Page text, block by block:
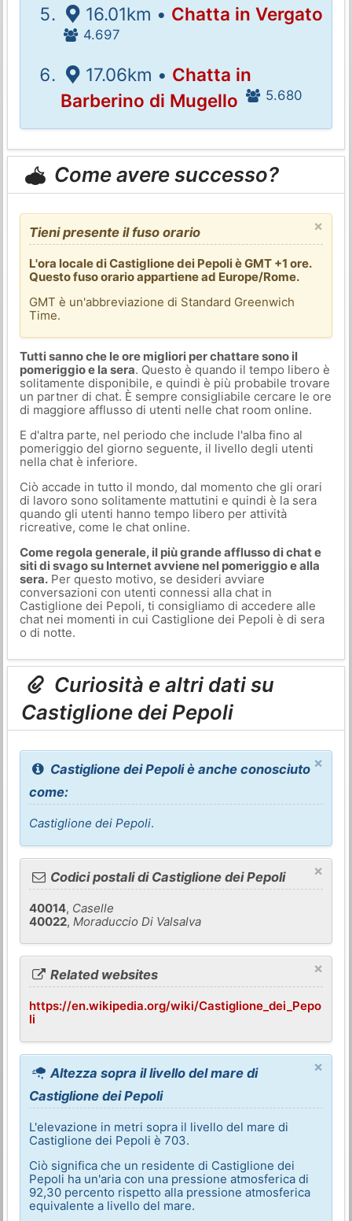
16.01km • Chatta in Vergato
4.697
17.06km • Chatta in
Barberino di Mugello
5.680
Come avere successo?
×
Tieni presente il fuso orario
L'ora locale di Castiglione dei Pepoli è GMT +1 ore.
Questo fuso orario appartiene ad Europe/Rome.
GMT è un'abbreviazione di Standard Greenwich
Time.
Tutti sanno che le ore migliori per chattare sono il
pomeriggio e la sera. Questo è quando il tempo libero è
solitamente disponibile, e quindi è più probabile trovare
un partner di chat. È sempre consigliabile cercare le ore
di maggiore afflusso di utenti nelle chat room online.
E d'altra parte, nel periodo che include l'alba fino al
pomeriggio del giorno seguente, il livello degli utenti
nella chat è inferiore.
Ciò accade in tutto il mondo, dal momento che gli orari
di lavoro sono solitamente mattutini e quindi è la sera
quando gli utenti hanno tempo libero per attività
ricreative, come le chat online.
Come regola generale, il più grande afflusso di chat e
siti di svago su Internet avviene nel pomeriggio e alla
sera.Per questo motivo, se desideri avviare
conversazioni con utenti connessi alla chat in
Castiglione dei Pepoli, ti consigliamo di accedere alle
chat nei momenti in cui Castiglione dei Pepoli è di sera
o di notte.
Curiosità e altri dati su
Castiglione dei Pepoli
×
Castiglione dei Pepoli è anche conosciuto
come:
Castiglione dei Pepoli.
×
Codici postali di Castiglione dei Pepoli
40014, Caselle
40022, Moraduccio Di Valsalva
×
Related websites
https://en.wikipedia.org/wiki/Castiglione_dei_Pepo
li
×
Altezza sopra il livello del mare di
Castiglione dei Pepoli
L'elevazione in metri sopra il livello del mare di
Castiglione dei Pepoli è 703.
Ciò significa che un residente di Castiglione dei
Pepoli ha un'aria con una pressione atmosferica di
92,30 percento rispetto alla pressione atmosferica
equivalente a livello del mare.